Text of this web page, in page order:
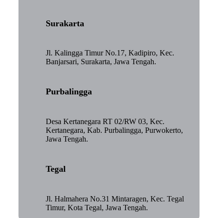
Surakarta
Jl. Kalingga Timur No.17, Kadipiro, Kec.
Banjarsari, Surakarta, Jawa Tengah.
Purbalingga
Desa Kertanegara RT 02/RW 03, Kec.
Kertanegara, Kab. Purbalingga, Purwokerto,
Jawa Tengah.
Tegal
Jl. Halmahera No.31 Mintaragen, Kec. Tegal
Timur, Kota Tegal, Jawa Tengah.